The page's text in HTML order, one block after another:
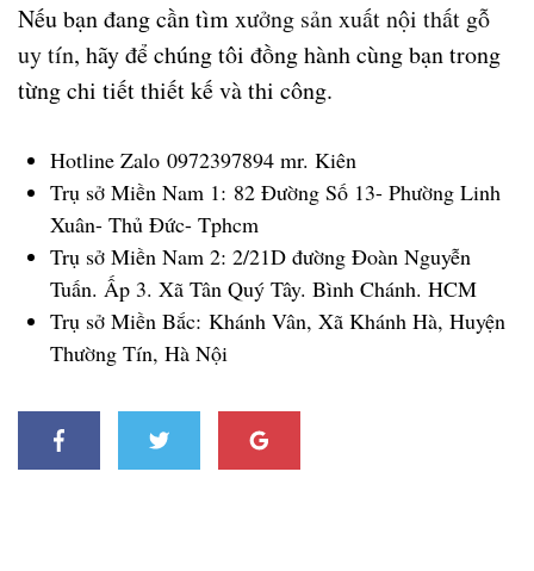
Nếu bạn đang cần tìmxưởng sản xuất nội thất gỗ
uy tín, hãy để chúng tôi đồng hành cùng bạn trong
từng chi tiết thiết kế và thi công.
Hotline Zalo 0972397894 mr. Kiên
Trụ sở Miền Nam 1: 82 Đường Số 13- Phường Linh
Xuân- Thủ Đức- Tphcm
Trụ sở Miền Nam 2: 2/21D đường Đoàn Nguyễn
Tuấn. Ấp 3. Xã Tân Quý Tây. Bình Chánh. HCM
Trụ sở Miền Bắc: Khánh Vân, Xã Khánh Hà, Huyện
Thường Tín, Hà Nội